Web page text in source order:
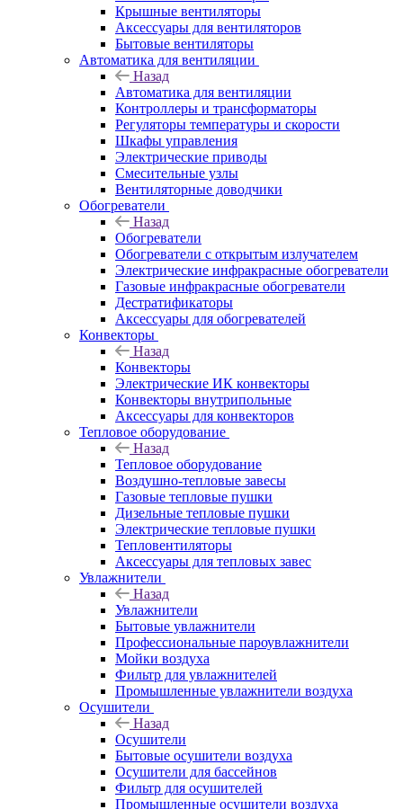
Крышные вентиляторы
Аксессуары для вентиляторов
Бытовые вентиляторы
Автоматика для вентиляции
Назад
Автоматика для вентиляции
Контроллеры и трансформаторы
Регуляторы температуры и скорости
Шкафы управления
Электрические приводы
Смесительные узлы
Вентиляторные доводчики
Обогреватели
Назад
Обогреватели
Обогреватели с открытым излучателем
Электрические инфракрасные обогреватели
Газовые инфракрасные обогреватели
Дестратификаторы
Аксессуары для обогревателей
Конвекторы
Назад
Конвекторы
Электрические ИК конвекторы
Конвекторы внутрипольные
Аксессуары для конвекторов
Тепловое оборудование
Назад
Тепловое оборудование
Воздушно-тепловые завесы
Газовые тепловые пушки
Дизельные тепловые пушки
Электрические тепловые пушки
Тепловентиляторы
Аксессуары для тепловых завес
Увлажнители
Назад
Увлажнители
Бытовые увлажнители
Профессиональные пароувлажнители
Мойки воздуха
Фильтр для увлажнителей
Промышленные увлажнители воздуха
Осушители
Назад
Осушители
Бытовые осушители воздуха
Осушители для бассейнов
Фильтр для осушителей
Промышленные осушители воздуха